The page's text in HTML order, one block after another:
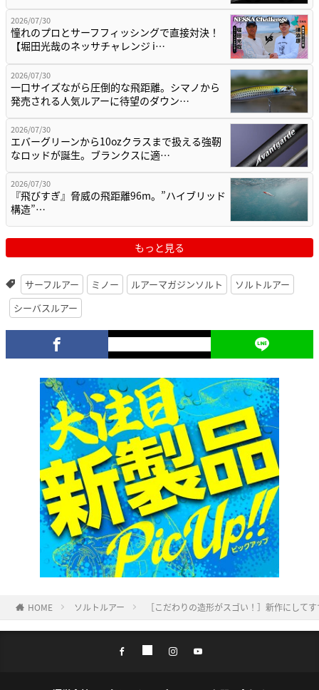
2026/07/30
憧れのプロとサーフフィッシングで直接対決！
【堀田光哉のネッサチャレンジ i…
2026/07/30
一口サイズながら圧倒的な飛距離。シマノから
発売される人気ルアーに待望のダウン…
2026/07/30
エバーグリーンから10ozクラスまで扱える強靭
なロッドが誕生。ブランクスに適…
2026/07/30
『飛びすぎ』脅威の飛距離96m。”ハイブリッド
構造”…
もっと見る
サーフルアー ミノー ルアーマガジンソルト
ソルトルアー
シーバスルアー
HOME ソルトルアー ［こだわりの造形がスゴい！］新作にして